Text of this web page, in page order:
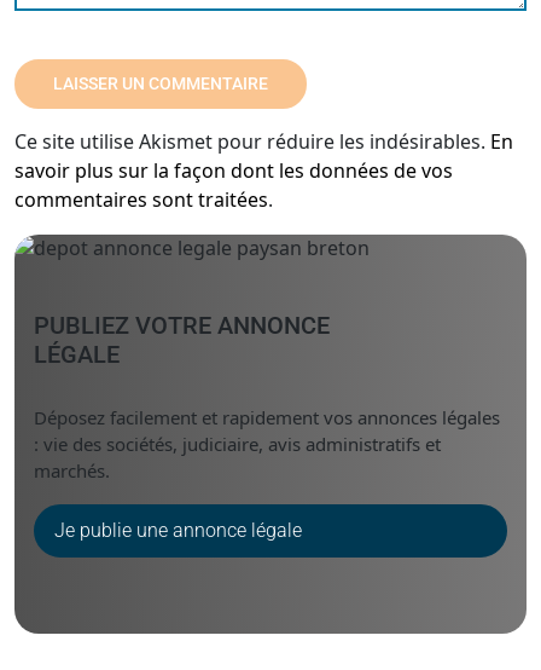
Ce site utilise Akismet pour réduire les indésirables. En
savoir plus sur la façon dont les données de vos
commentaires sont traitées.
PUBLIEZ VOTRE ANNONCE
LÉGALE
Déposez facilement et rapidement vos annonces légales
: vie des sociétés, judiciaire, avis administratifs et
marchés.
Je publie une annonce légale